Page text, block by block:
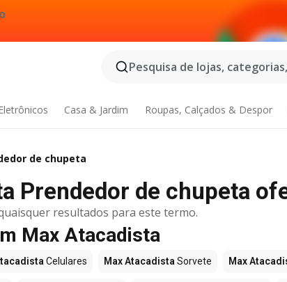
Pesquisa de lojas,
Casa & Jardim Roupas, Calçados & Despor
de chupeta
Prendedor de chupeta
resultados para este termo.
Max Atacadista
Celulares Max Atacadista Sorvete Max